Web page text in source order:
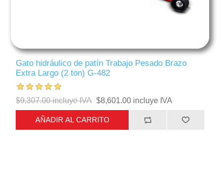
Gato hidráulico de patín Trabajo Pesado Brazo
Extra Largo (2 ton) G-482
$9,307.00 incluye IVA $8,601.00 incluye IVA
AÑADIR AL CARRITO